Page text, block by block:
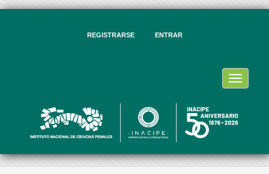
REGISTRARSE ENTRAR
Toggle